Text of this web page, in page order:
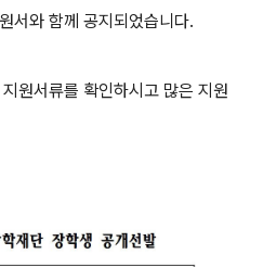
서와 함께 공지되었습니다.
원서류를 확인하시고 많은 지원